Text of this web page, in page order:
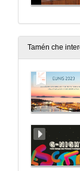
Tamén che